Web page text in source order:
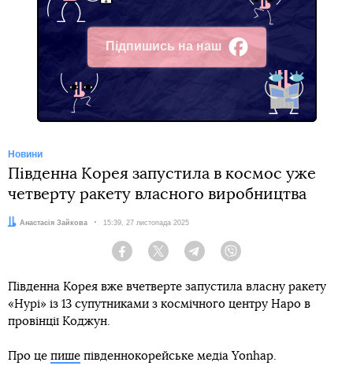
Підпишись на наш
Facebook
Новини
Південна Корея запустила в космос уже
четверту ракету власного виробництва
Автор:
Анастасія Зайкова Дата:
15:39, 27 листопада 2025
Facebook Twitter Telegram
Південна Корея вже вчетверте запустила власну ракету
«Нурі» із 13 супутниками з космічного центру Наро в
провінції Коджун.
Про це пише південнокорейське медіа Yonhap.